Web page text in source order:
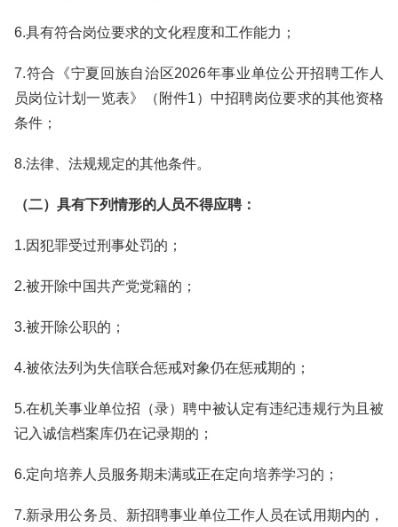
6.具有符合岗位要求的文化程度和工作能力；
7.符合《宁夏回族自治区2026年事业单位公开招聘工作人
员岗位计划一览表》（附件1）中招聘岗位要求的其他资格
条件；
8.法律、法规规定的其他条件。
（二）具有下列情形的人员不得应聘：
1.因犯罪受过刑事处罚的；
2.被开除中国共产党党籍的；
3.被开除公职的；
4.被依法列为失信联合惩戒对象仍在惩戒期的；
5.在机关事业单位招（录）聘中被认定有违纪违规行为且被
记入诚信档案库仍在记录期的；
6.定向培养人员服务期未满或正在定向培养学习的；
7.新录用公务员、新招聘事业单位工作人员在试用期内的，